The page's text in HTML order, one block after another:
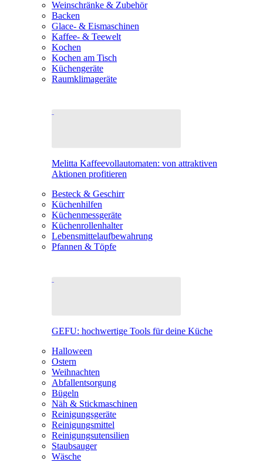
Weinschränke & Zubehör
Backen
Glace- & Eismaschinen
Kaffee- & Teewelt
Kochen
Kochen am Tisch
Küchengeräte
Raumklimageräte
Melitta Kaffeevollautomaten: von attraktiven
Aktionen profitieren
Besteck & Geschirr
Küchenhilfen
Küchenmessgeräte
Küchenrollenhalter
Lebensmittelaufbewahrung
Pfannen & Töpfe
GEFU: hochwertige Tools für deine Küche
Halloween
Ostern
Weihnachten
Abfallentsorgung
Bügeln
Näh & Stickmaschinen
Reinigungsgeräte
Reinigungsmittel
Reinigungsutensilien
Staubsauger
Wäsche